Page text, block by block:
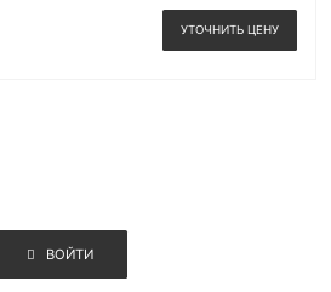
УТОЧНИТЬ ЦЕНУ
ВОЙТИ